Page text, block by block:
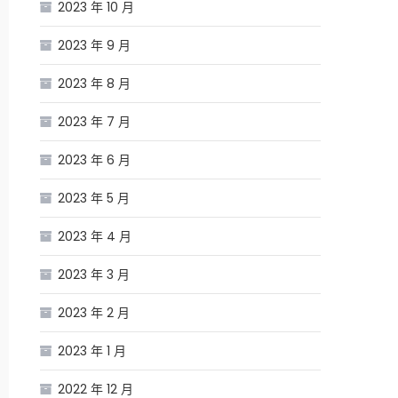
2023 年 10 月
2023 年 9 月
2023 年 8 月
2023 年 7 月
2023 年 6 月
2023 年 5 月
2023 年 4 月
2023 年 3 月
2023 年 2 月
2023 年 1 月
2022 年 12 月